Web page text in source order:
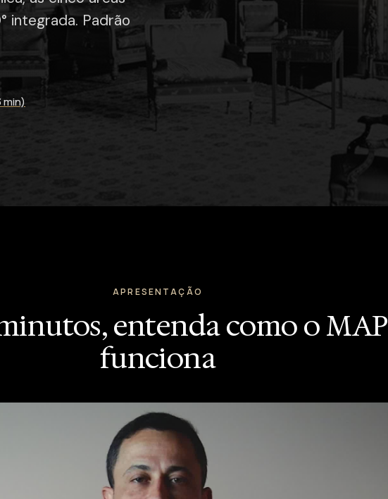
integrada. Padrão
APRESENTAÇÃO
entenda como o MAP
funciona